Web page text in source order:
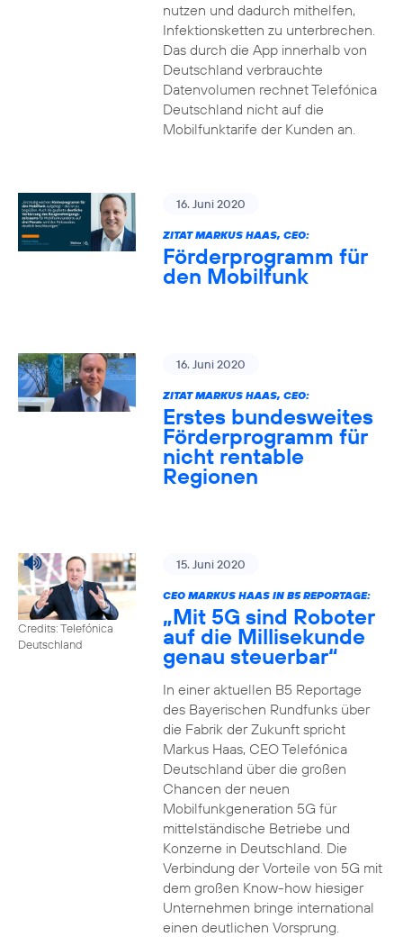
nutzen und dadurch mithelfen,
Infektionsketten zu unterbrechen.
Das durch die App innerhalb von
Deutschland verbrauchte
Datenvolumen rechnet Telefónica
Deutschland nicht auf die
Mobilfunktarife der Kunden an.
16. Juni 2020
ZITAT MARKUS HAAS, CEO:
Förderprogramm für
den Mobilfunk
16. Juni 2020
ZITAT MARKUS HAAS, CEO:
Erstes bundesweites
Förderprogramm für
nicht rentable
Regionen
Credits: Telefónica
Deutschland
15. Juni 2020
CEO MARKUS HAAS IN B5 REPORTAGE:
„Mit 5G sind Roboter
auf die Millisekunde
genau steuerbar“
In einer aktuellen B5 Reportage
des Bayerischen Rundfunks über
die Fabrik der Zukunft spricht
Markus Haas, CEO Telefónica
Deutschland über die großen
Chancen der neuen
Mobilfunkgeneration 5G für
mittelständische Betriebe und
Konzerne in Deutschland. Die
Verbindung der Vorteile von 5G mit
dem großen Know-how hiesiger
Unternehmen bringe international
einen deutlichen Vorsprung.